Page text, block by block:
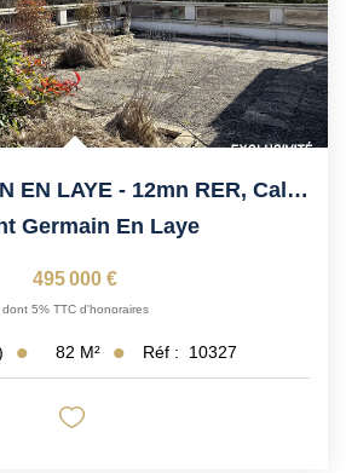
SAINT GERMAIN EN LAYE - 12mn RER, Calme, Dans Cadre Très...
Germain En Laye
495 000 €
dont 5% TTC d'honoraires
82 M² Réf : 10327